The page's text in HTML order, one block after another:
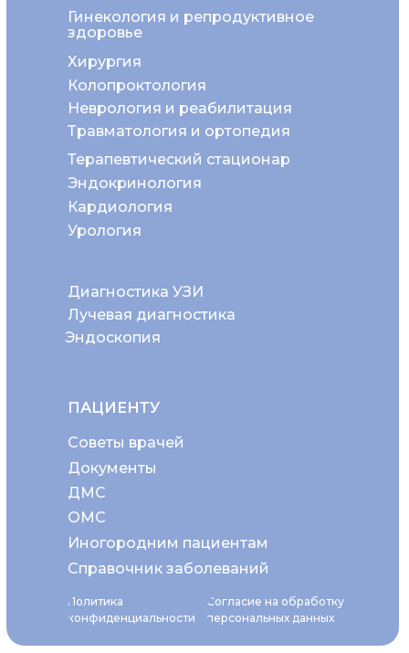
Политика
конфиденциальности
Согласие на обработку
персональных данных
Неврология и реабилитация
Колопроктология
Хирургия
Гинекология и репродуктивное
здоровье
Диагностика УЗИ
Эндоскопия
Травматология и ортопедия
Эндокринология
Терапевтический стационар
Кардиология
Урология
Лучевая диагностика
ПАЦИЕНТУ
Советы врачей
ОМС
Документы
ДМС
Иногородним пациентам
Справочник заболеваний